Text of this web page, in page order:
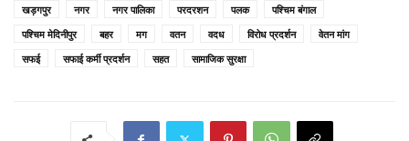
खड़गपुर नगर नगर पालिका परदरशन पलक पश्चिम बंगाल
पश्चिम मेदिनीपुर बहर मग वतन वदध विरोध प्रदर्शन वेतन मांग
सफई सफाई कर्मी प्रदर्शन सहत सामाजिक सुरक्षा